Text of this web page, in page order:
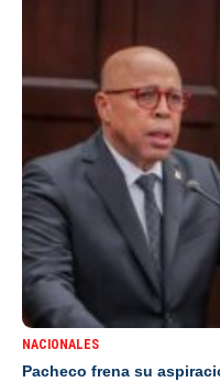
NACIONALES
Pacheco frena su